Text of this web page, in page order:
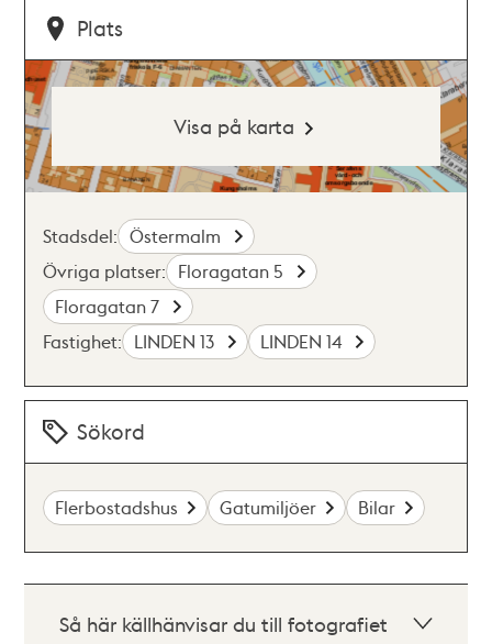
Plats
Visa på karta
Stadsdel: Östermalm
Övriga platser: Floragatan 5
Floragatan 7
Fastighet: LINDEN 13 LINDEN 14
Sökord
Flerbostadshus Gatumiljöer Bilar
Så här källhänvisar du till fotografiet